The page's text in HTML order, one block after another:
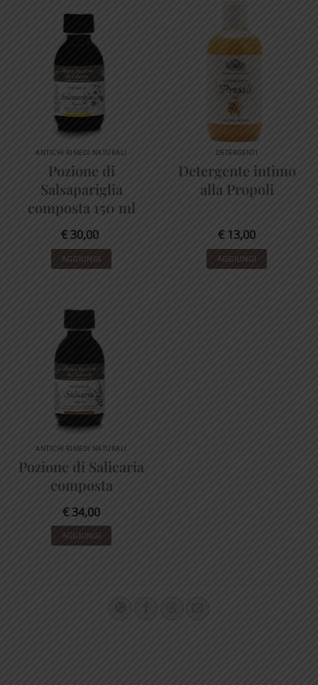
ANTICHI RIMEDI NATURALI
Pozione di
Salsapariglia
composta 150 ml
€30,00
AGGIUNGI
DETERGENTI
Detergente intimo
alla Propoli
€13,00
AGGIUNGI
ANTICHI RIMEDI NATURALI
Pozione di Salicaria
composta
€34,00
AGGIUNGI